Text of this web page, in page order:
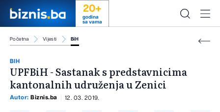
20+
godina
sa vama
Početna Vijesti BiH
BIH
UPFBiH - Sastanak s predstavnicima
kantonalnih udruženja u Zenici
Autor: Biznis.ba 12. 03. 2019.